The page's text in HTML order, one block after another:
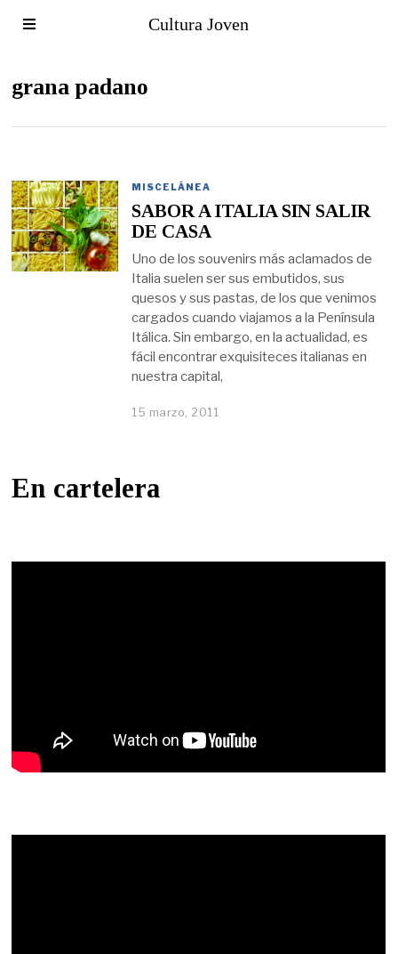
Cultura Joven
grana padano
MISCELÁNEA
SABOR A ITALIA SIN SALIR
DE CASA
Uno de los souvenirs más aclamados de
Italia suelen ser sus embutidos, sus
quesos y sus pastas, de los que venimos
cargados cuando viajamos a la Península
Itálica. Sin embargo, en la actualidad, es
fácil encontrar exquisiteces italianas en
nuestra capital,
15 marzo, 2011
En cartelera